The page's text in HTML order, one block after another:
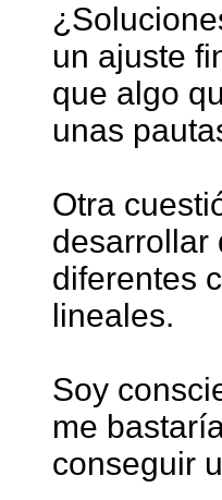
un ajuste
que algo
unas
Otra
desarrollar
diferentes
lineales.
Soy
me
conseguir